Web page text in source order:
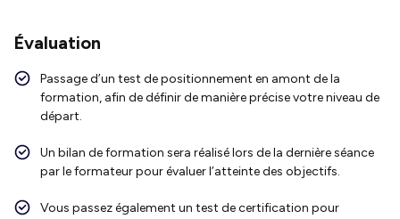
Évaluation
Passage d’un test de positionnement en amont de la
formation, afin de définir de manière précise votre niveau de
départ.
Un bilan de formation sera réalisé lors de la dernière séance
par le formateur pour évaluer l’atteinte des objectifs.
Vous passez également un test de certification pour